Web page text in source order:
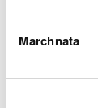
Marchnata
Yn yr